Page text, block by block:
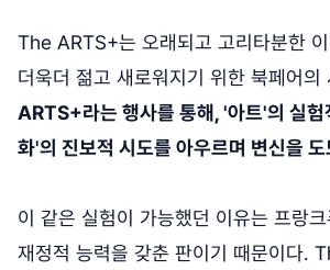
The ARTS+는 오래되고 고리타분한
더욱더 젊고 새로워지기 위한 북페어의
ARTS+라는 행사를 통해, '아트'의 실험
화'의 진보적 시도를 아우르며 변신을
이 같은 실험이 가능했던 이유는 프랑
재정적 능력을 갖춘 판이기 때문이다.